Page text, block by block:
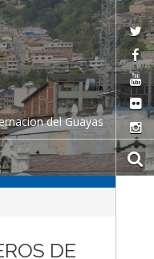
del Guayas
DE